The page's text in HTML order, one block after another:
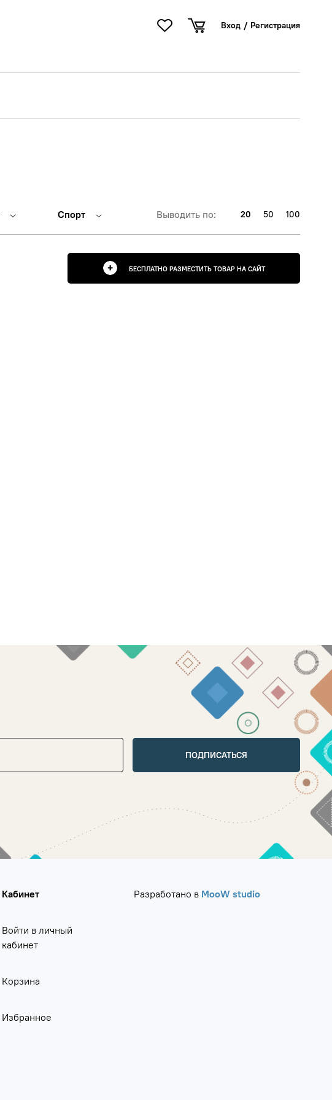
Вход / Регистрация
БЕСПЛАТНО РАЗМЕСТИТЬ ТОВАР НА САЙТ
Спорт Выводить по: 20 50 100
ПОДПИСАТЬСЯ
Кабинет
Войти в личный
кабинет
Корзина
Избранное
Разработано в MooW studio